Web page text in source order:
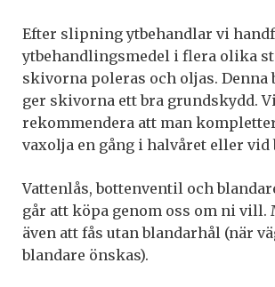
Efter slipning ytbehandlar vi
ytbehandlingsmedel i flera olika
skivorna poleras och oljas. Denna
ger skivorna ett bra grundskydd.
rekommendera att man
vaxolja en gång i halvåret eller vid
Vattenlås, bottenventil och
går att köpa genom oss om ni vill.
även att fås utan blandarhål (när
blandare önskas).